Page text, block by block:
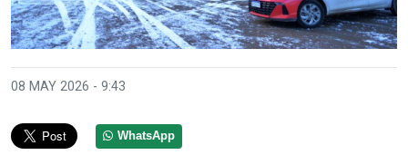
08 MAY 2026 - 9:43
WhatsApp